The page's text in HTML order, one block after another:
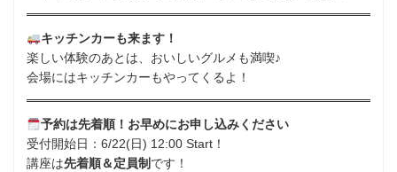
キッチンカーも来ます！
楽しい体験のあとは、おいしいグルメも満喫♪
会場にはキッチンカーもやってくるよ！
予約は先着順！お早めにお申し込みください
受付開始日：6/22(日) 12:00 Start！
講座は先着順＆定員制 です！